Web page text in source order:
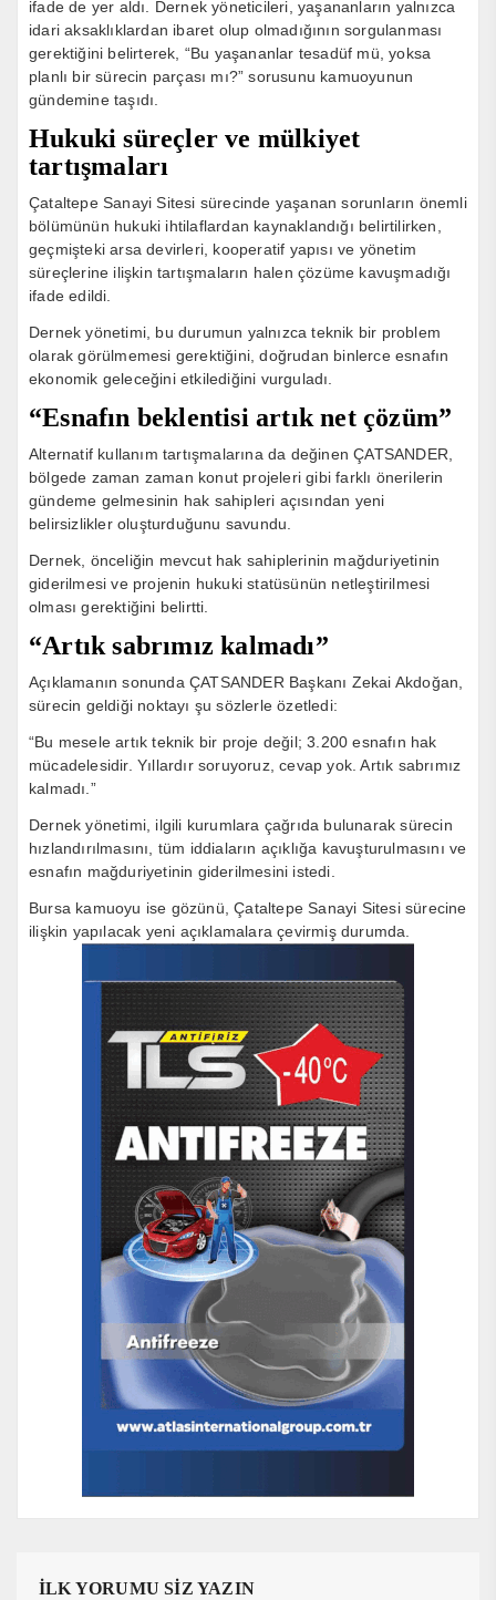
ifade de yer aldı. Dernek yöneticileri, yaşananların yalnızca
idari aksaklıklardan ibaret olup olmadığının sorgulanması
gerektiğini belirterek, “Bu yaşananlar tesadüf mü, yoksa
planlı bir sürecin parçası mı?” sorusunu kamuoyunun
gündemine taşıdı.
Hukuki süreçler ve mülkiyet
tartışmaları
Çataltepe Sanayi Sitesi sürecinde yaşanan sorunların önemli
bölümünün hukuki ihtilaflardan kaynaklandığı belirtilirken,
geçmişteki arsa devirleri, kooperatif yapısı ve yönetim
süreçlerine ilişkin tartışmaların halen çözüme kavuşmadığı
ifade edildi.
Dernek yönetimi, bu durumun yalnızca teknik bir problem
olarak görülmemesi gerektiğini, doğrudan binlerce esnafın
ekonomik geleceğini etkilediğini vurguladı.
“Esnafın beklentisi artık net çözüm”
Alternatif kullanım tartışmalarına da değinen ÇATSANDER,
bölgede zaman zaman konut projeleri gibi farklı önerilerin
gündeme gelmesinin hak sahipleri açısından yeni
belirsizlikler oluşturduğunu savundu.
Dernek, önceliğin mevcut hak sahiplerinin mağduriyetinin
giderilmesi ve projenin hukuki statüsünün netleştirilmesi
olması gerektiğini belirtti.
“Artık sabrımız kalmadı”
Açıklamanın sonunda ÇATSANDER Başkanı Zekai Akdoğan,
sürecin geldiği noktayı şu sözlerle özetledi:
“Bu mesele artık teknik bir proje değil; 3.200 esnafın hak
mücadelesidir. Yıllardır soruyoruz, cevap yok. Artık sabrımız
kalmadı.”
Dernek yönetimi, ilgili kurumlara çağrıda bulunarak sürecin
hızlandırılmasını, tüm iddiaların açıklığa kavuşturulmasını ve
esnafın mağduriyetinin giderilmesini istedi.
Bursa kamuoyu ise gözünü, Çataltepe Sanayi Sitesi sürecine
ilişkin yapılacak yeni açıklamalara çevirmiş durumda.
İLK YORUMU SİZ YAZIN